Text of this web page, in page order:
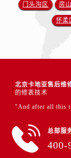
门头沟区 房
怀柔
北京卡地亚售后维
的修表技术
"And after all this
总部服
400-